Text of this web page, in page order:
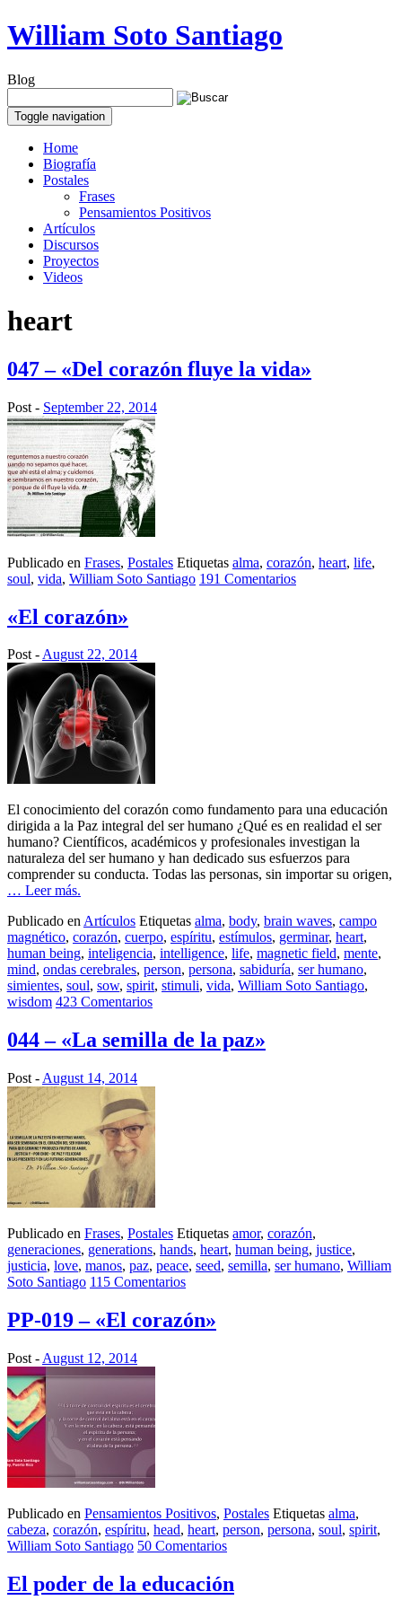
William Soto Santiago
Blog
Toggle navigation
Home
Biografía
Postales
Frases
Pensamientos Positivos
Artículos
Discursos
Proyectos
Videos
heart
047 – «Del corazón fluye la vida»
Post - September 22, 2014
Publicado en Frases, Postales Etiquetas alma, corazón, heart, life,
soul, vida, William Soto Santiago 191 Comentarios
«El corazón»
Post -August 22, 2014
El conocimiento del corazón como fundamento para una educación
dirigida a la Paz integral del ser humano ¿Qué es en realidad el ser
humano? Científicos, académicos y profesionales investigan la
naturaleza del ser humano y han dedicado sus esfuerzos para
comprender su conducta. Todas las personas, sin importar su origen,
… Leer más.
Publicado enArtículos Etiquetas alma, body, brain waves, campo
magnético, corazón, cuerpo, espíritu, estímulos, germinar, heart,
human being, inteligencia, intelligence, life, magnetic field, mente,
mind, ondas cerebrales, person, persona, sabiduría, ser humano,
simientes, soul, sow, spirit, stimuli, vida, William Soto Santiago,
wisdom 423 Comentarios
044 – «La semilla de la paz»
Post - August 14, 2014
Publicado en Frases, Postales Etiquetas amor, corazón,
generaciones, generations, hands, heart, human being, justice,
justicia, love, manos, paz, peace, seed, semilla, ser humano, William
Soto Santiago 115 Comentarios
PP-019 – «El corazón»
Post - August 12, 2014
Publicado en Pensamientos Positivos, Postales Etiquetas alma,
cabeza, corazón, espíritu, head, heart, person, persona, soul, spirit,
William Soto Santiago 50 Comentarios
El poder de la educación